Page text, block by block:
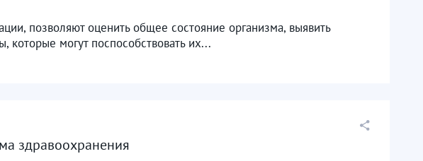
позволяют оценить общее состояние организма, выявить
которые могут поспособствовать их...
здравоохранения